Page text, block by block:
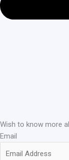
Wish to know more
Email